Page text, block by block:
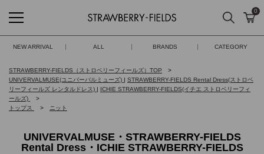
STRAWBERRY-FIELDS
検索 カ
0
NEW ARRIVAL ALL BRANDS CATEGORY
STRAWBERRY-FIELDS（ストロベリーフィールズ）TOP
UNIVERVALMUSE(ユニバーバルミューズ) | STRAWBERRY-FIELDS Rental Dress(ストロベ
リーフィールズ レンタルドレス) | ICHIE STRAWBERRY-FIELDS(イチエ ストロベリーフィ
ールズ)
トップス
ニット
UNIVERVALMUSE・STRAWBERRY-FIELDS
Rental Dress・ICHIE STRAWBERRY-FIELDS